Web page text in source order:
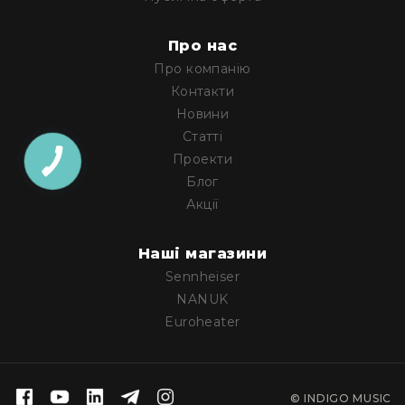
IP
Для
офісів
та
колл-
центрів
Аксесуари
і
комплектуючі
Рішення
трансляцій
звуку
Готові
комплекти
для
Про нас
Про компанію
Контакти
Новини
Статті
Проекти
Блог
Акції
Наші магазини
Sennheiser
NANUK
Euroheater
© INDIGO MUSIC